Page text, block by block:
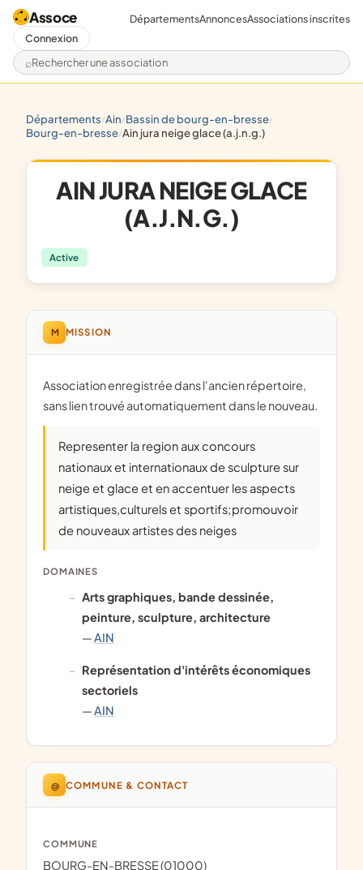
Assoce
Rechercher une association
DépartementsAnnoncesAssociations inscrites
Connexion
départements/ ain/ bassin de bourg-en-bresse/
bourg-en-bresse/ ain jura neige glace (a.j.n.g.)
AIN JURA NEIGE GLACE
(A.J.N.G.)
Active
M MISSION
Association enregistrée dans l'ancien répertoire,
sans lien trouvé automatiquement dans le nouveau.
Representer la region aux concours
nationaux et internationaux de sculpture sur
neige et glace et en accentuer les aspects
artistiques,culturels et sportifs;promouvoir
de nouveaux artistes des neiges
DOMAINES
arts graphiques, bande dessinée,
peinture, sculpture, architecture
—AIN
représentation d'intérêts économiques
sectoriels
—AIN
@ COMMUNE & CONTACT
COMMUNE
BOURG-EN-BRESSE (01000)